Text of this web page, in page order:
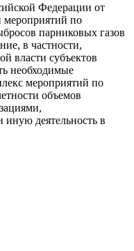
Федерации от
по
парниковых газов
в частности,
власти субъектов
необходимые
мероприятий по
объемов
деятельность в